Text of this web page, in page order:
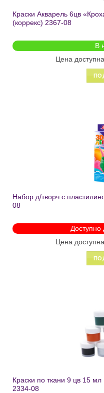
Краски Акварель 6цв
(коррекс) 2367-08
В
Цена
Набор д/творч с
08
Доступно
Цена
Краски по ткани 9 цв 15 мл
2334-08